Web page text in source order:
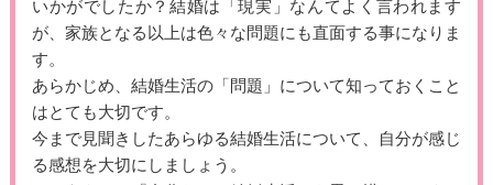
いかがでしたか？結婚は「現実」なんてよく言われます
が、家族となる以上は色々な問題にも直面する事になりま
す。
あらかじめ、結婚生活の「問題」について知っておくこと
はとても大切です。
今まで見聞きしたあらゆる結婚生活について、自分が感じ
る感想を大切にしましょう。